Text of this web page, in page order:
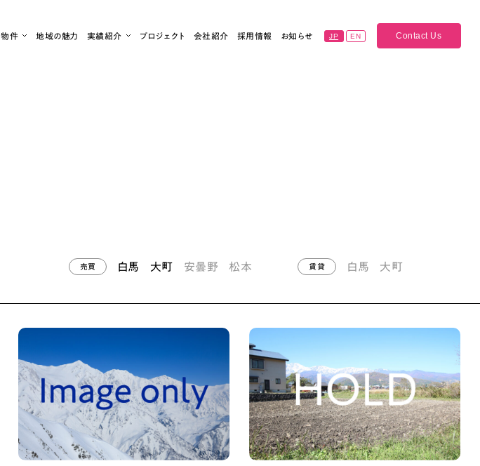
物件 地域の魅力 実績紹介 プロジェクト 会社紹介 採用情報 お知らせ JP EN Contact Us
売買 白馬 大町 安曇野 松本 賃貸 白馬 大町